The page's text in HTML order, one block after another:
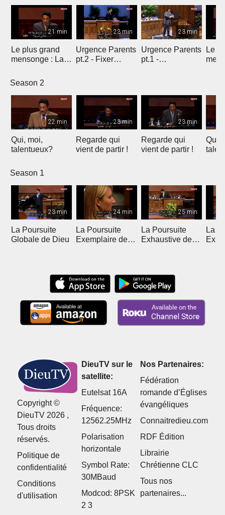
21 min
Le plus grand
mensonge : La
Temporaire
23 min
Urgence Parents
pt.2 - Fixer
23 min
Urgence Parents
pt.1 -
Le
Season 2
22 min
Qui, moi,
talentueux?
23 min
Regarde qui
vient de partir !
23 min
Regarde qui
vient de partir !
Qui,
Season 1
23 min
La Poursuite
Globale de Dieu
24 min
La Poursuite
Exemplaire de
25 min
La Poursuite
Exhaustive de
La
Copyright ©
DieuTV 2026 ,
Tous droits
réservés.
Politique de
confidentialité
Conditions
d'utilisation
DieuTV sur le
satellite:
Eutelsat 16A
Fréquence:
12562.25MHz
Polarisation
horizontale
Symbol Rate:
30MBaud
Modcod: 8PSK
2 3
Nos Partenaires:
Fédération
romande d’Églises
évangéliques
Connaitredieu.com
RDF Édition
Librairie
Chrétienne CLC
Tous nos
partenaires...